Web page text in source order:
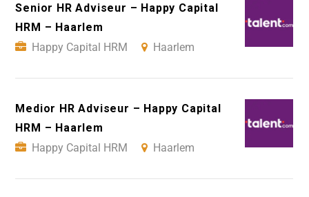
Senior HR Adviseur – Happy Capital
HRM – Haarlem
Happy Capital HRM
Haarlem
Medior HR Adviseur – Happy Capital
HRM – Haarlem
Happy Capital HRM
Haarlem